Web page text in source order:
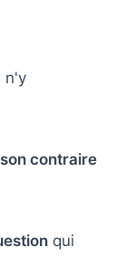
n'y
contraire
qui